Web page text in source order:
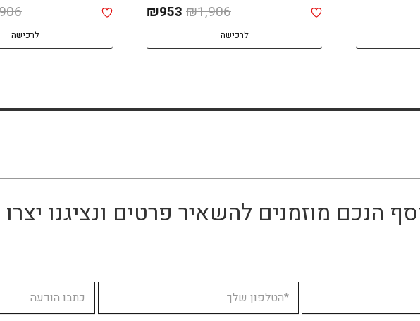
₪1,906
המחיר
המקורי
היה:
₪953
המחיר
הנוכחי
הוא:
לרכישה לרכישה
הנכם מוזמנים להשאיר פרטים ונציגנו